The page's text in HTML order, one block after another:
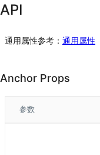
API
通用属性参考： 通用属性
Anchor Props
参数